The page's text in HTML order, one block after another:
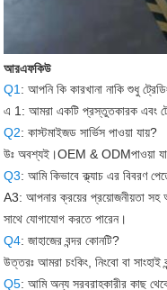
আরএফকিউ
Q1 : আপনি কি কারখানা নাকি শুধু
এ 1: আমরা একটি প্রস্তুতকারক এবং
Q2: কাস্টমাইজড সার্ভিস পাওয়া যায়?
উঃ অবশ্যই।OEM & ODMপাওয়া
Q3: আমি কিভাবে ক্ল্যাচ এর বিবরণ
A3: আপনার ক্রয়ের প্রয়োজনীয়তা সহ
সাথে যোগাযোগ করতে পারেন।
Q4: জাহাজের বন্দর কোনটি?
উত্তরঃ আমরা চংকিং, নিংবো বা সাংহাই
Q5: আমি অন্য সরবরাহকারীর কাছ